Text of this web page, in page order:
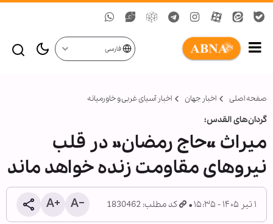
فارسی
صفحه اصلی اخبار جهان اخبار آسیای غربی و خاورمیانه
گردان‌های القدس:
میراث «حاج رمضان» در قلب
نیروهای مقاومت زنده خواهد ماند
۱ تیر ۱۴۰۵ - ۱۵:۳۵ کد مطلب: 1830462